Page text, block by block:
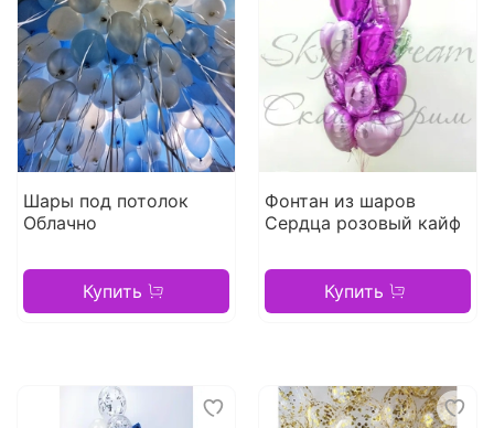
Шары под потолок
Облачно
Купить
Фонтан из шаров
Сердца розовый кайф
Купить